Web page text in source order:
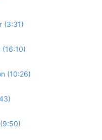
(3:31)
(16:10)
(10:26)